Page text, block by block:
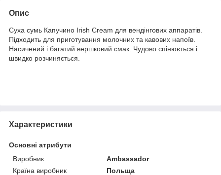
Опис
Суха сумь Капучино Irish Cream для вендінгових аппаратів.
Підходить для приготування молочних та кавових напоїв.
Насичений і багатий вершковий смак. Чудово спінюється і
швидко розчиняється.
Характеристики
Основні атрибути
Виробник
Ambassador
Країна виробник
Польща